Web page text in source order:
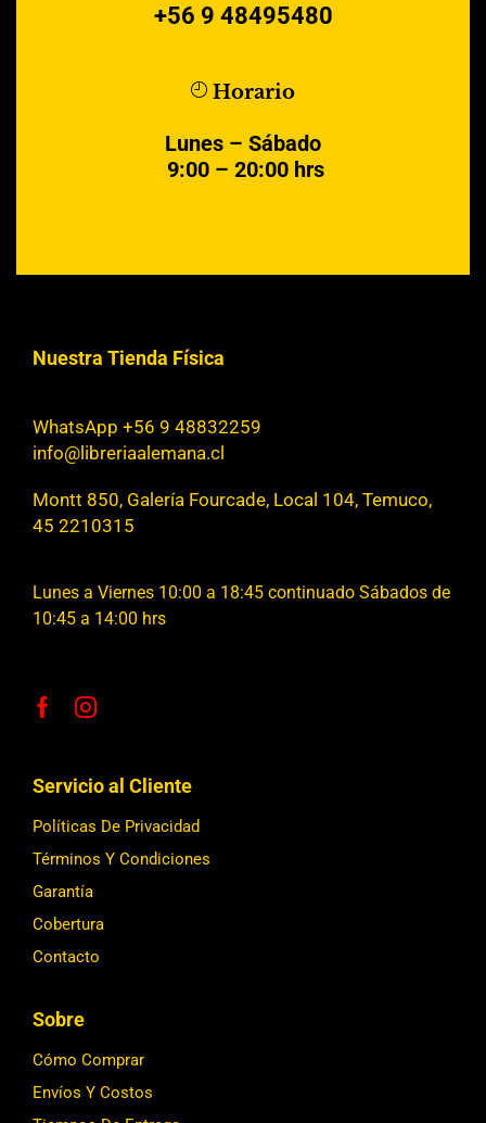
+56 9 48495480
Horario
Lunes – Sábado
9:00 – 20:00 hrs
Nuestra Tienda Física
WhatsApp +56 9 48832259
info@libreriaalemana.cl
Montt 850, Galería Fourcade, Local 104, Temuco,
45 2210315
Lunes a Viernes 10:00 a 18:45 continuado Sábados de
10:45 a 14:00 hrs
Servicio al Cliente
Políticas De Privacidad
Términos Y Condiciones
Garantía
Cobertura
Contacto
Sobre
Cómo Comprar
Envíos Y Costos